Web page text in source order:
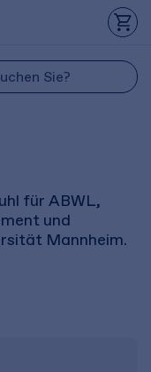
für ABWL,
und
Mannheim.